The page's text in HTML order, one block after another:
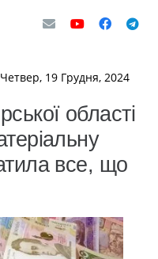
19 Грудня, 2024
області
все, що